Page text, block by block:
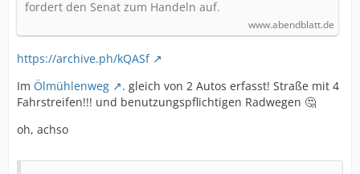
fordert den Senat zum Handeln auf.
www.abendblatt.de
https://archive.ph/kQASf
Im Ölmühlenweg
. gleich von 2 Autos erfasst! Straße mit 4
Fahrstreifen!!! und benutzungspflichtigen Radwegen 🤔
oh, achso